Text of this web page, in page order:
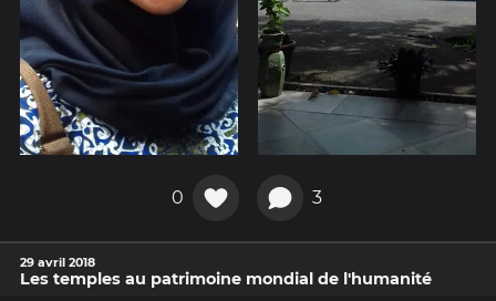
0 3
29 avril 2018
Les temples au patrimoine mondial de l'humanité